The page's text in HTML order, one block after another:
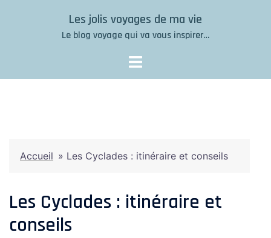
Les jolis voyages de ma vie
Le blog voyage qui va vous inspirer…
Accueil » Les Cyclades : itinéraire et conseils
Les Cyclades : itinéraire et
conseils